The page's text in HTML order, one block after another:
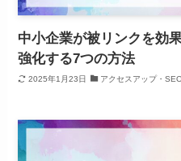
中小企業が被リンクを効
強化する7つの方法
2025年1月23日 アクセスアップ・